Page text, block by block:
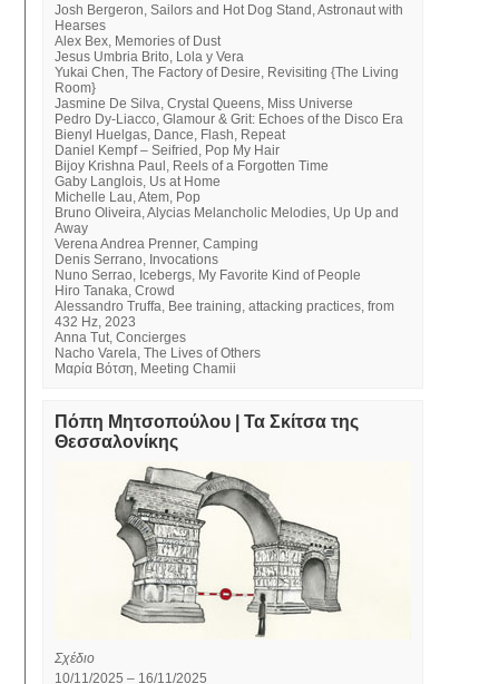
Josh Bergeron, Sailors and Hot Dog Stand, Astronaut with
Hearses
Alex Bex, Memories of Dust
Jesus Umbria Brito, Lola y Vera
Yukai Chen, The Factory of Desire, Revisiting {The Living
Room}
Jasmine De Silva, Crystal Queens, Miss Universe
Pedro Dy-Liacco, Glamour & Grit: Echoes of the Disco Era
Bienyl Huelgas, Dance, Flash, Repeat
Daniel Kempf – Seifried, Pop My Hair
Bijoy Krishna Paul, Reels of a Forgotten Time
Gaby Langlois, Us at Home
Michelle Lau, Atem, Pop
Bruno Oliveira, Alycias Melancholic Melodies, Up Up and
Away
Verena Andrea Prenner, Camping
Denis Serrano, Invocations
Nuno Serrao, Icebergs, My Favorite Kind of People
Hiro Tanaka, Crowd
Alessandro Truffa, Bee training, attacking practices, from
432 Hz, 2023
Anna Tut, Concierges
Nacho Varela, The Lives of Others
Μαρία Βότση, Meeting Chamii
Πόπη Μητσοπούλου | Τα Σκίτσα της
Θεσσαλονίκης
Σχέδιο
10/11/2025 – 16/11/2025